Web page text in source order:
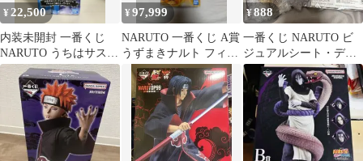
¥22,500
内装未開封 一番くじ
NARUTO うちはサスケ
フィギュア 通常瞳ver.
¥97,999
NARUTO 一番くじ A賞
うずまきナルト フィギ
ュア
¥888
一番くじ NARUTO ビ
ジュアルシート・デス
クトップフィギュアセ
ット